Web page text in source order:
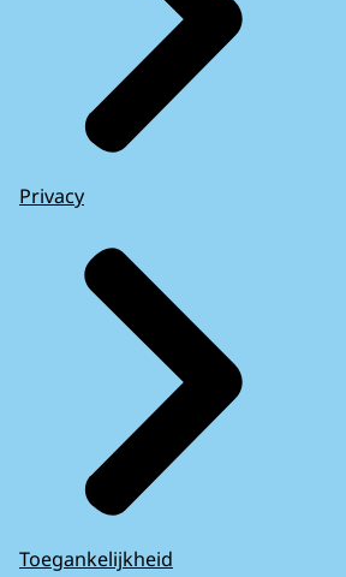
Privacy
Toegankelijkheid